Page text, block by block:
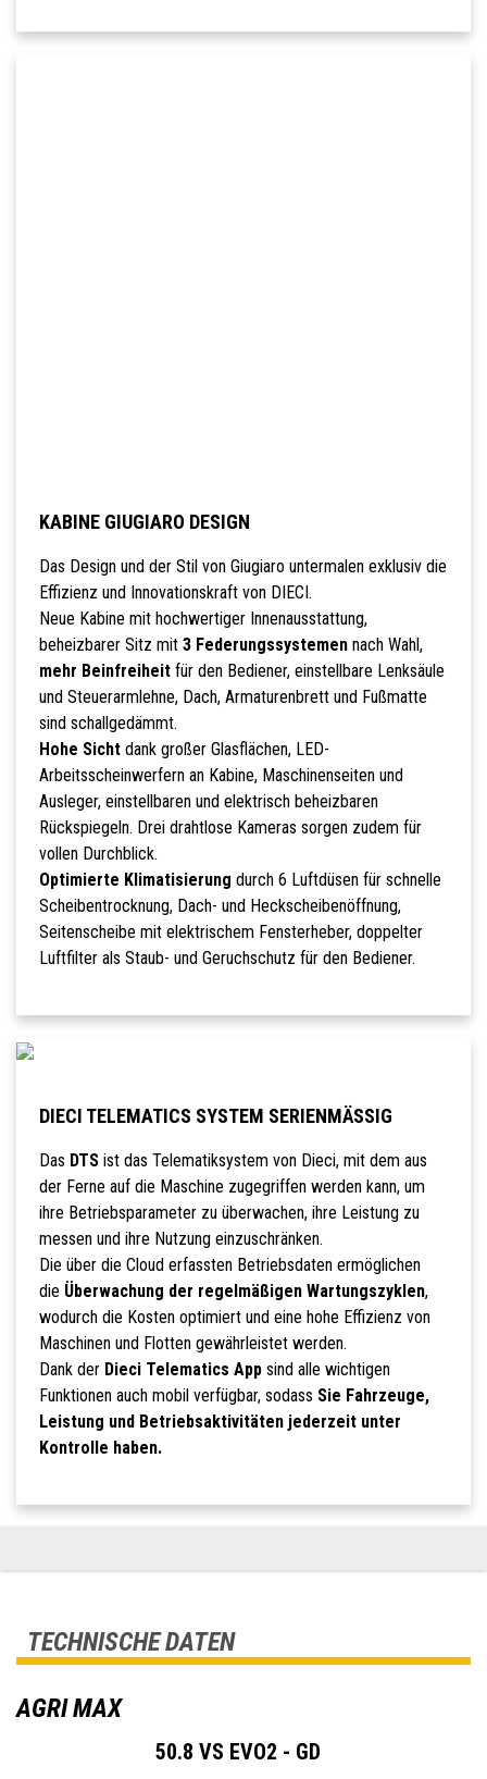
KABINE GIUGIARO DESIGN
Das Design und der Stil von Giugiaro untermalen exklusiv die
Effizienz und Innovationskraft von DIECI.
Neue Kabine mit hochwertiger Innenausstattung,
beheizbarer Sitz mit 3 Federungssystemennach Wahl,
mehr Beinfreiheitfür den Bediener, einstellbare Lenksäule
und Steuerarmlehne, Dach, Armaturenbrett und Fußmatte
sind schallgedämmt.
Hohe Sichtdank großer Glasflächen, LED-
Arbeitsscheinwerfern an Kabine, Maschinenseiten und
Ausleger, einstellbaren und elektrisch beheizbaren
Rückspiegeln. Drei drahtlose Kameras sorgen zudem für
vollen Durchblick.
Optimierte Klimatisierung durch 6 Luftdüsen für schnelle
Scheibentrocknung, Dach- und Heckscheibenöffnung,
Seitenscheibe mit elektrischem Fensterheber, doppelter
Luftfilter als Staub- und Geruchschutz für den Bediener.
DIECI TELEMATICS SYSTEM SERIENMÄSSIG
Das DTSist das Telematiksystem von Dieci, mit dem aus
der Ferne auf die Maschine zugegriffen werden kann, um
ihre Betriebsparameter zu überwachen, ihre Leistung zu
messen und ihre Nutzung einzuschränken.
Die über die Cloud erfassten Betriebsdaten ermöglichen
die Überwachung der regelmäßigen Wartungszyklen,
wodurch die Kosten optimiert und eine hohe Effizienz von
Maschinen und Flotten gewährleistet werden.
Dank der Dieci Telematics Appsind alle wichtigen
Funktionen auch mobil verfügbar, sodass Sie Fahrzeuge,
Leistung und Betriebsaktivitäten jederzeit unter
Kontrolle haben.
TECHNISCHE DATEN
AGRI MAX
50.8 VS EVO2 - GD